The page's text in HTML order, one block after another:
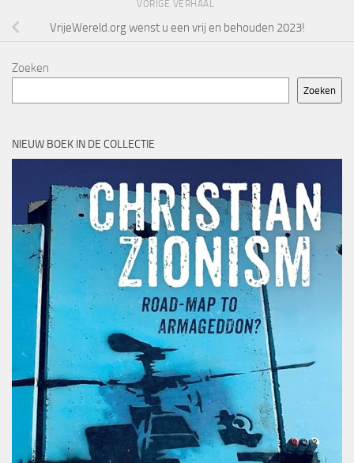
VORIGE VERHAAL
VrijeWereld.org wenst u een vrij en behouden 2023!
Zoeken
Zoeken
NIEUW BOEK IN DE COLLECTIE